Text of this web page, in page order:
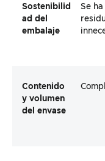
Sostenibilid
ad del
embalaje
Se
Contenido
y volumen
del envase